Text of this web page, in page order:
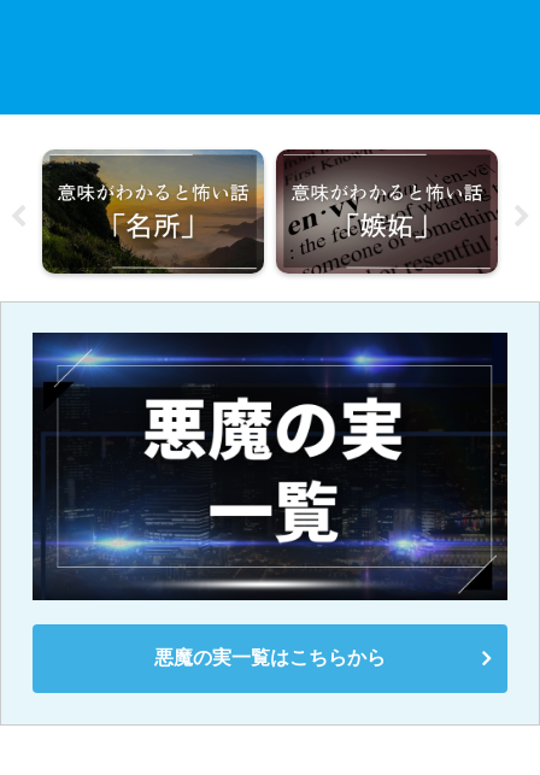
悪魔の実一覧はこちらから